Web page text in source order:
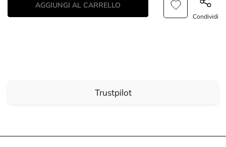
AGGIUNGI AL CARRELLO
Condividi
Trustpilot